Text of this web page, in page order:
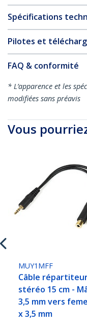
Spécifications
Pilotes et
FAQ & conformité
* L’apparence et les
modifiées sans préavis
Vous
MUY1MFF
Câble
stéréo 15 cm -
3,5 mm vers
x 3,5 mm